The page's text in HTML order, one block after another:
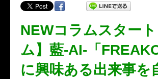
NEWコラムスター
ム】藍-AI-「
に興味ある出来事を